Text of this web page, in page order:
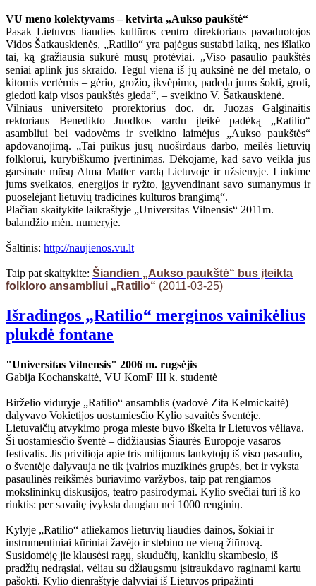
VU meno kolektyvams – ketvirta „Aukso paukštė“
Pasak Lietuvos liaudies kultūros centro direktoriaus pavaduotojos
Vidos Šatkauskienės, „Ratilio“ yra pajėgus sustabti laiką, nes išlaiko
tai, ką gražiausia sukūrė mūsų protėviai. „Viso pasaulio paukštės
seniai aplink jus skraido. Tegul viena iš jų auksinė ne dėl metalo, o
kitomis vertėmis – gėrio, grožio, įkvėpimo, padeda jums šokti, groti,
giedoti kaip visos paukštės gieda“, – sveikino V. Šatkauskienė.
Vilniaus universiteto prorektorius doc. dr. Juozas Galginaitis
rektoriaus Benedikto Juodkos vardu įteikė padėką „Ratilio“
asambliui bei vadovėms ir sveikino laimėjus „Aukso paukštės“
apdovanojimą. „Tai puikus jūsų nuoširdaus darbo, meilės lietuvių
folklorui, kūrybiškumo įvertinimas. Dėkojame, kad savo veikla jūs
garsinate mūsų Alma Matter vardą Lietuvoje ir užsienyje. Linkime
jums sveikatos, energijos ir ryžto, įgyvendinant savo sumanymus ir
puoselėjant lietuvių tradicinės kultūros brangimą“.
Plačiau skaitykite laikraštyje „Universitas Vilnensis“ 2011m.
balandžio mėn. numeryje.
Šaltinis: http://naujienos.vu.lt
Taip pat skaitykite: Šiandien „Aukso paukštė“ bus įteikta
folkloro ansambliui „Ratilio“ (2011-03-25)
Išradingos „Ratilio“ merginos vainikėlius
plukdė fontane
"Universitas Vilnensis" 2006 m. rugsėjis
Gabija Kochanskaitė, VU KomF III k. studentė
Birželio viduryje „Ratilio“ ansamblis (vadovė Zita Kelmickaitė)
dalyvavo Vokietijos uostamiesčio Kylio savaitės šventėje.
Lietuvaičių atvykimo proga mieste buvo iškelta ir Lietuvos vėliava.
Ši uostamiesčio šventė – didžiausias Šiaurės Europoje vasaros
festivalis. Jis privilioja apie tris milijonus lankytojų iš viso pasaulio,
o šventėje dalyvauja ne tik įvairios muzikinės grupės, bet ir vyksta
pasaulinės reikšmės buriavimo varžybos, taip pat rengiamos
mokslininkų diskusijos, teatro pasirodymai. Kylio svečiai turi iš ko
rinktis: per savaitę įvyksta daugiau nei 1000 renginių.
Kylyje „Ratilio“ atliekamos lietuvių liaudies dainos, šokiai ir
instrumentiniai kūriniai žavėjo ir stebino ne vieną žiūrovą.
Susidomėję jie klausėsi ragų, skudučių, kanklių skambesio, iš
pradžių nedrąsiai, vėliau su džiaugsmu įsitraukdavo raginami kartu
pašokti. Kylio dienraštyje dalyviai iš Lietuvos pripažinti